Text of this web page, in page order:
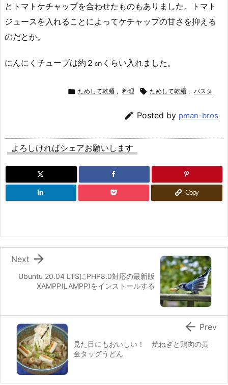
とトマトケチャップを合わせたものもありました。トマト
ジュースを入れることによってケチャップの甘さを抑える
のだとか。
にんにくチューブは約２㎝くらい入れました。
 ためして乾麺 , 料理  ためして乾麺 , パスタ
 Posted by pman-bros
よろしければシェアお願いします
Copy
Ubuntu 20.04 LTSにPHP8.0対応の最新版
XAMPP(LAMPP)をインストールする

Next
見た目にもおいしい！ 焼ねぎと鶏肉の黄
金タッグうどん
 Prev